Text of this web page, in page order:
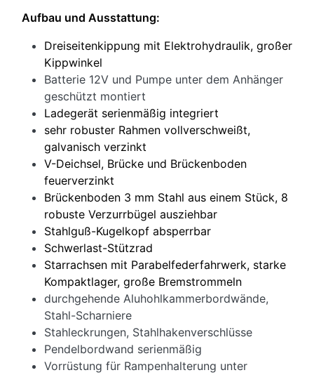
Aufbau und Ausstattung:
Dreiseitenkippung mit Elektrohydraulik, großer
Kippwinkel
Batterie 12V und Pumpe unter dem Anhänger
geschützt montiert
Ladegerät serienmäßig integriert
sehr robuster Rahmen vollverschweißt,
galvanisch verzinkt
V-Deichsel, Brücke und Brückenboden
feuerverzinkt
Brückenboden 3 mm Stahl aus einem Stück, 8
robuste Verzurrbügel ausziehbar
Stahlguß-Kugelkopf absperrbar
Schwerlast-Stützrad
Starrachsen mit Parabelfederfahrwerk, starke
Kompaktlager, große Bremstrommeln
durchgehende Aluhohlkammerbordwände,
Stahl-Scharniere
Stahleckrungen, Stahlhakenverschlüsse
Pendelbordwand serienmäßig
Vorrüstung für Rampenhalterung unter